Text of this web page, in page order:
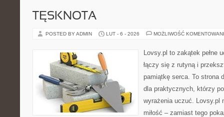
TĘSKNOTA
POSTED BY ADMIN LUT - 6 - 2026 MOŻLIWOŚĆ
Lovsy.pl to zakątek pełne
łączy się z rutyną i
pamiątkę serca. To strona
dla praktycznych, którzy
wyrażenia uczuć. Lovsy.pl
miłość – zamiast tego